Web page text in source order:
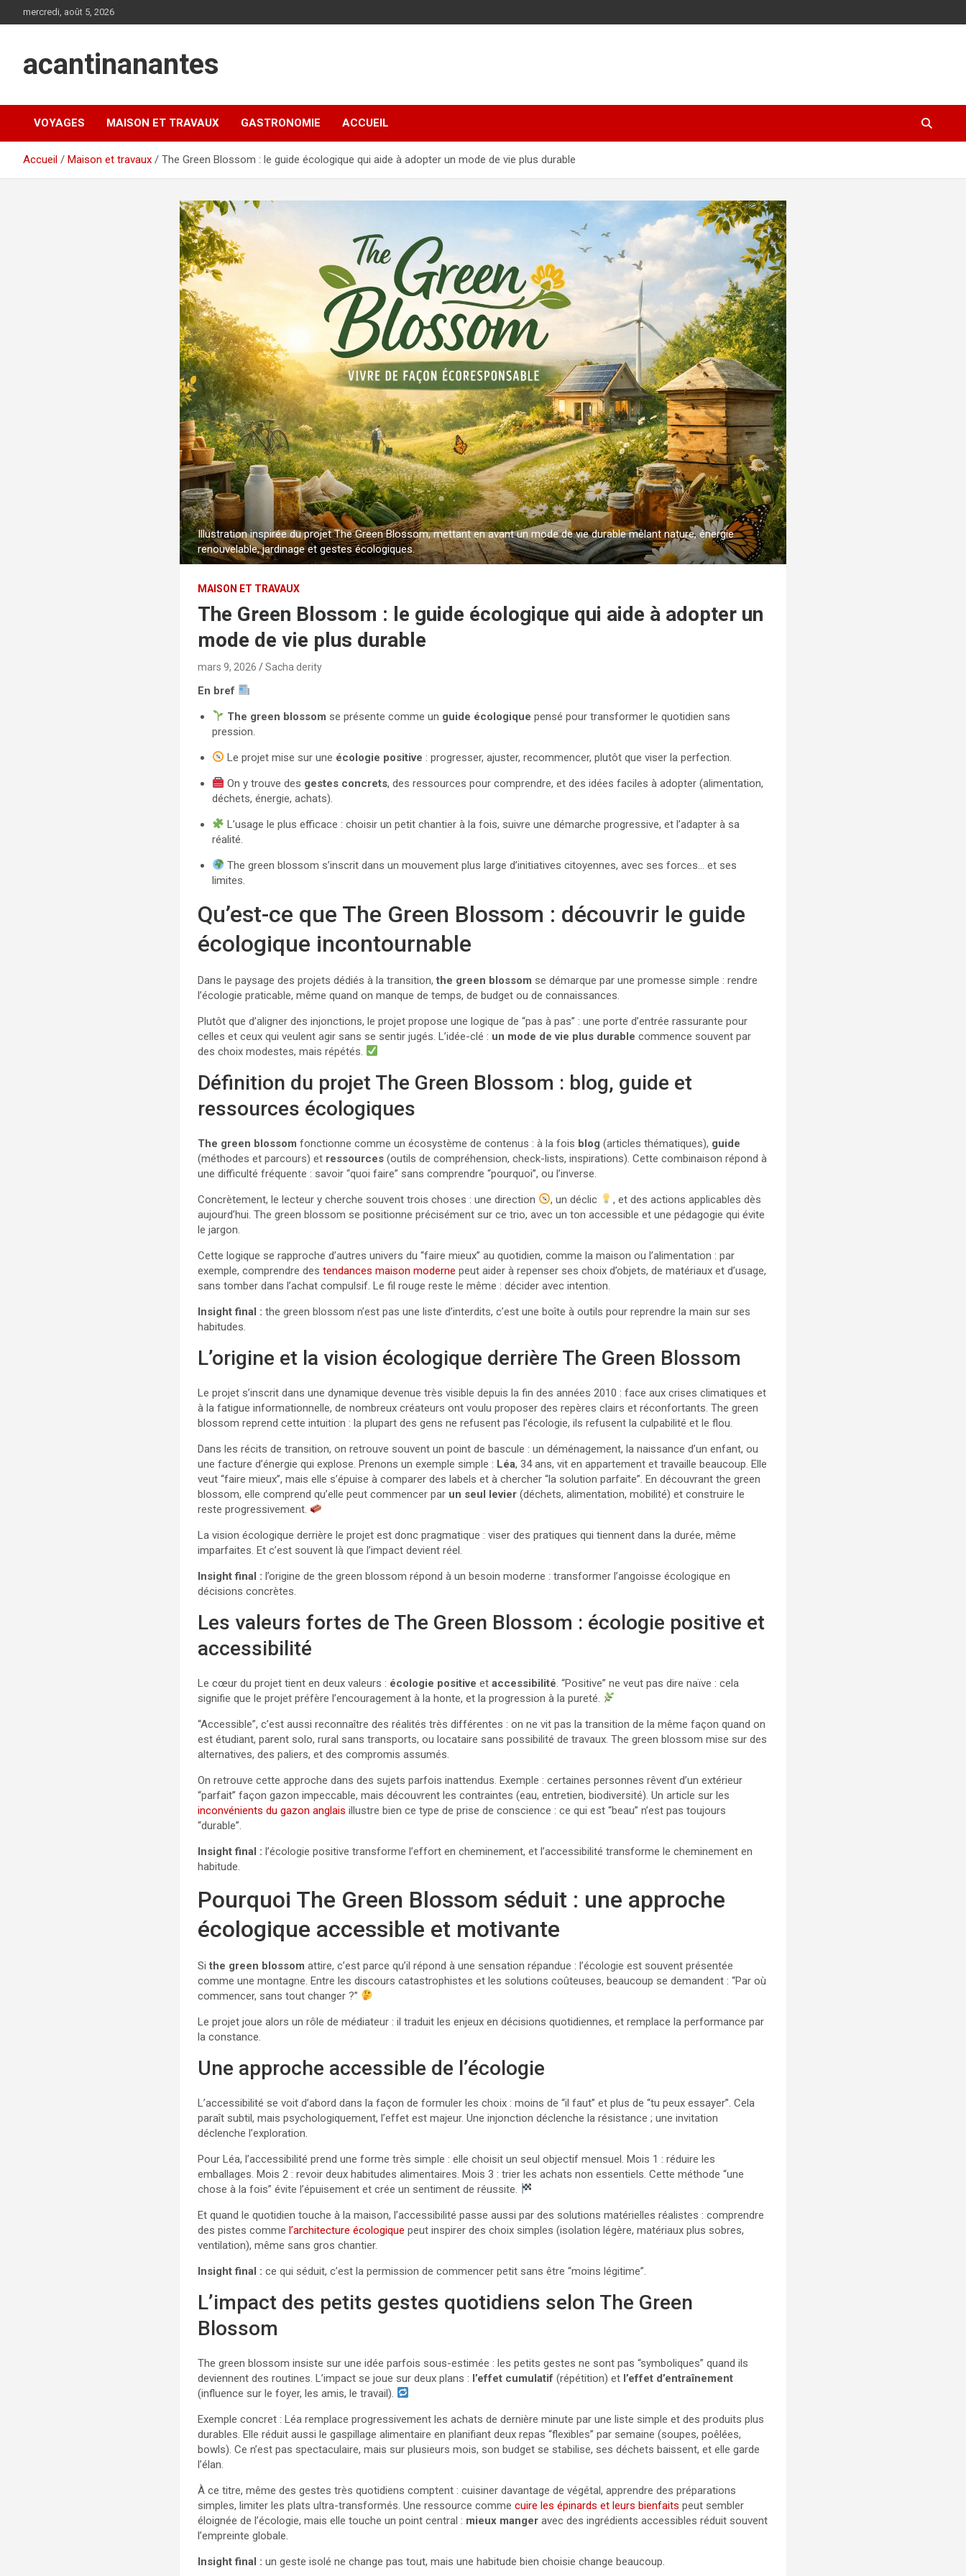
au
mercredi, août 5, 2026
acantinanantes
VOYAGES MAISON ET TRAVAUX GASTRONOMIE ACCUEIL
Accueil Maison et travaux The Green Blossom : le guide écologique qui aide à adopter un mode de vie plus durable
Illustration inspirée du projet The Green Blossom, mettant en avant un mode de vie durable mêlant nature, énergie
renouvelable, jardinage et gestes écologiques.
MAISON ET TRAVAUX
The Green Blossom : le guide écologique qui aide à adopter un
mode de vie plus durable
mars 9, 2026 Sacha derity
En bref
The green blossom se présente comme un guide écologique pensé pour transformer le quotidien sans
pression.
Le projet mise sur une écologie positive : progresser, ajuster, recommencer, plutôt que viser la perfection.
On y trouve des gestes concrets, des ressources pour comprendre, et des idées faciles à adopter (alimentation,
déchets, énergie, achats).
L’usage le plus efficace : choisir un petit chantier à la fois, suivre une démarche progressive, et l’adapter à sa
réalité.
The green blossom s’inscrit dans un mouvement plus large d’initiatives citoyennes, avec ses forces… et ses
limites.
Qu’est-ce que The Green Blossom : découvrir le guide
écologique incontournable
Dans le paysage des projets dédiés à la transition,the green blossom se démarque par une promesse simple : rendre
l’écologie praticable, même quand on manque de temps, de budget ou de connaissances.
Plutôt que d’aligner des injonctions, le projet propose une logique de “pas à pas” : une porte d’entrée rassurante pour
celles et ceux qui veulent agir sans se sentir jugés. L’idée-clé : un mode de vie plus durable commence souvent par
des choix modestes, mais répétés.
Définition du projet The Green Blossom : blog, guide et
ressources écologiques
The green blossom fonctionne comme un écosystème de contenus : à la fois blog (articles thématiques), guide
(méthodes et parcours) et ressources (outils de compréhension, check-lists, inspirations). Cette combinaison répond à
une difficulté fréquente : savoir “quoi faire” sans comprendre “pourquoi”, ou l’inverse.
Concrètement, le lecteur y cherche souvent trois choses : une direction
, un déclic
, et des actions applicables dès
aujourd’hui. The green blossom se positionne précisément sur ce trio, avec un ton accessible et une pédagogie qui évite
le jargon.
Cette logique se rapproche d’autres univers du “faire mieux” au quotidien, comme la maison ou l’alimentation : par
exemple, comprendre destendances maison moderne peut aider à repenser ses choix d’objets, de matériaux et d’usage,
sans tomber dans l’achat compulsif. Le fil rouge reste le même : décider avec intention.
Insight final : the green blossom n’est pas une liste d’interdits, c’est une boîte à outils pour reprendre la main sur ses
habitudes.
L’origine et la vision écologique derrière The Green Blossom
Le projet s’inscrit dans une dynamique devenue très visible depuis la fin des années 2010 : face aux crises climatiques et
à la fatigue informationnelle, de nombreux créateurs ont voulu proposer des repères clairs et réconfortants. The green
blossom reprend cette intuition : la plupart des gens ne refusent pas l’écologie, ils refusent la culpabilité et le flou.
Dans les récits de transition, on retrouve souvent un point de bascule : un déménagement, la naissance d’un enfant, ou
une facture d’énergie qui explose. Prenons un exemple simple : Léa, 34 ans, vit en appartement et travaille beaucoup. Elle
veut “faire mieux”, mais elle s’épuise à comparer des labels et à chercher “la solution parfaite”. En découvrant the green
blossom, elle comprend qu’elle peut commencer par un seul levier (déchets, alimentation, mobilité) et construire le
reste progressivement.
La vision écologique derrière le projet est donc pragmatique : viser des pratiques qui tiennent dans la durée, même
imparfaites. Et c’est souvent là que l’impact devient réel.
Insight final : l’origine de the green blossom répond à un besoin moderne : transformer l’angoisse écologique en
décisions concrètes.
Les valeurs fortes de The Green Blossom : écologie positive et
accessibilité
Le cœur du projet tient en deux valeurs : écologie positive etaccessibilité. “Positive” ne veut pas dire naïve : cela
signifie que le projet préfère l’encouragement à la honte, et la progression à la pureté.
“Accessible”, c’est aussi reconnaître des réalités très différentes : on ne vit pas la transition de la même façon quand on
est étudiant, parent solo, rural sans transports, ou locataire sans possibilité de travaux. The green blossom mise sur des
alternatives, des paliers, et des compromis assumés.
On retrouve cette approche dans des sujets parfois inattendus. Exemple : certaines personnes rêvent d’un extérieur
“parfait” façon gazon impeccable, mais découvrent les contraintes (eau, entretien, biodiversité). Un article sur les
inconvénients du gazon anglais illustre bien ce type de prise de conscience : ce qui est “beau” n’est pas toujours
“durable”.
Insight final : l’écologie positive transforme l’effort en cheminement, et l’accessibilité transforme le cheminement en
habitude.
Pourquoi The Green Blossom séduit : une approche
écologique accessible et motivante
Sithe green blossom attire, c’est parce qu’il répond à une sensation répandue : l’écologie est souvent présentée
comme une montagne. Entre les discours catastrophistes et les solutions coûteuses, beaucoup se demandent : “Par où
commencer, sans tout changer ?”
Le projet joue alors un rôle de médiateur : il traduit les enjeux en décisions quotidiennes, et remplace la performance par
la constance.
Une approche accessible de l’écologie
L’accessibilité se voit d’abord dans la façon de formuler les choix : moins de “il faut” et plus de “tu peux essayer”. Cela
paraît subtil, mais psychologiquement, l’effet est majeur. Une injonction déclenche la résistance ; une invitation
déclenche l’exploration.
Pour Léa, l’accessibilité prend une forme très simple : elle choisit un seul objectif mensuel. Mois 1 : réduire les
emballages. Mois 2 : revoir deux habitudes alimentaires. Mois 3 : trier les achats non essentiels. Cette méthode “une
chose à la fois” évite l’épuisement et crée un sentiment de réussite.
Et quand le quotidien touche à la maison, l’accessibilité passe aussi par des solutions matérielles réalistes : comprendre
des pistes commel’architecture écologique peut inspirer des choix simples (isolation légère, matériaux plus sobres,
ventilation), même sans gros chantier.
Insight final : ce qui séduit, c’est la permission de commencer petit sans être “moins légitime”.
L’impact des petits gestes quotidiens selon The Green
Blossom
The green blossom insiste sur une idée parfois sous-estimée : les petits gestes ne sont pas “symboliques” quand ils
deviennent des routines. L’impact se joue sur deux plans : l’effet cumulatif (répétition) et l’effet d’entraînement
(influence sur le foyer, les amis, le travail).
Exemple concret : Léa remplace progressivement les achats de dernière minute par une liste simple et des produits plus
durables. Elle réduit aussi le gaspillage alimentaire en planifiant deux repas “flexibles” par semaine (soupes, poêlées,
bowls). Ce n’est pas spectaculaire, mais sur plusieurs mois, son budget se stabilise, ses déchets baissent, et elle garde
l’élan.
À ce titre, même des gestes très quotidiens comptent : cuisiner davantage de végétal, apprendre des préparations
simples, limiter les plats ultra-transformés. Une ressource commecuire les épinards et leurs bienfaits peut sembler
éloignée de l’écologie, mais elle touche un point central : mieux manger avec des ingrédients accessibles réduit souvent
l’empreinte globale.
Insight final : un geste isolé ne change pas tout, mais une habitude bien choisie change beaucoup.